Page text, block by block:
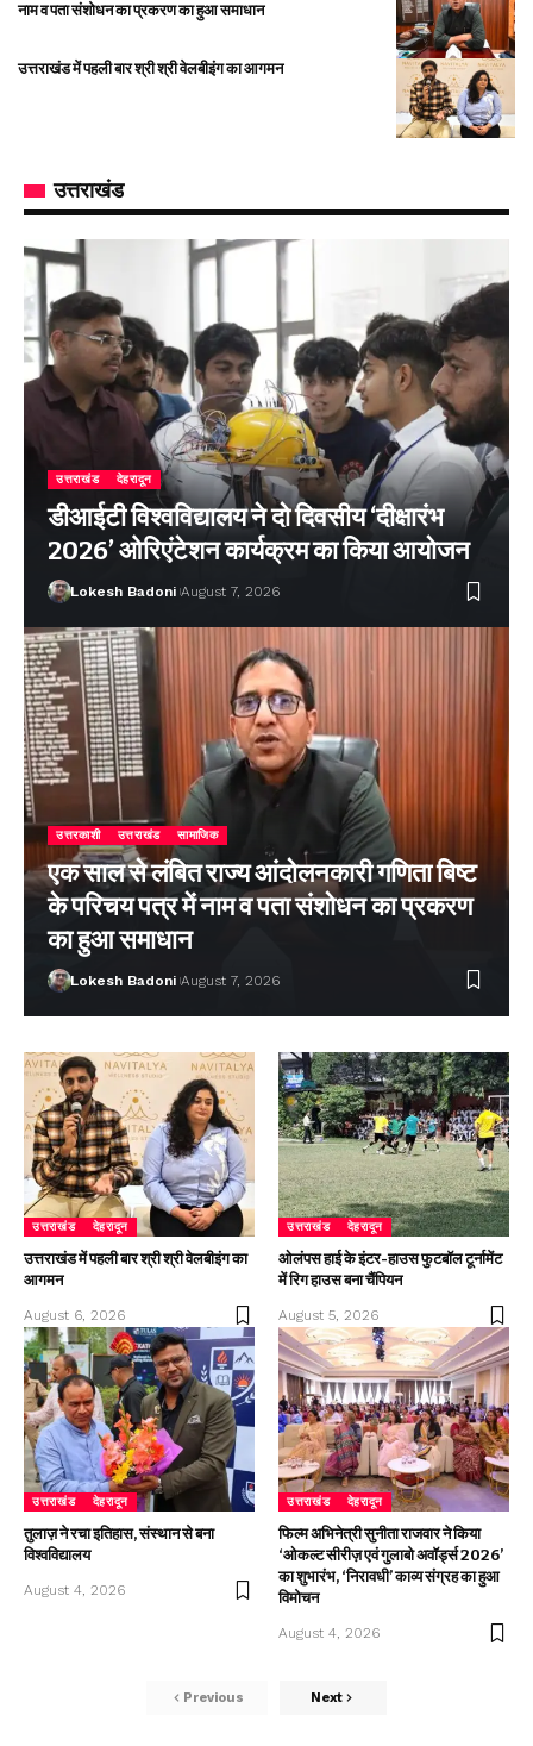
नाम व पता संशोधन का प्रकरण का हुआ समाधान
उत्तराखंड में पहली बार श्री श्री वेलबीइंग का आगमन
उत्तराखंड
उत्तराखंड देहरादून
डीआईटी विश्वविद्यालय ने दो दिवसीय ‘दीक्षारंभ
2026’ ओरिएंटेशन कार्यक्रम का किया आयोजन
Lokesh Badoni August 7, 2026
उत्तरकाशी उत्तराखंड सामाजिक
एक साल से लंबित राज्य आंदोलनकारी गणिता बिष्ट
के परिचय पत्र में नाम व पता संशोधन का प्रकरण
का हुआ समाधान
Lokesh Badoni August 7, 2026
उत्तराखंड देहरादून
उत्तराखंड में पहली बार श्री श्री वेलबीइंग का
आगमन
August 6, 2026
उत्तराखंड देहरादून
ओलंपस हाई के इंटर-हाउस फुटबॉल टूर्नामेंट
में रिग हाउस बना चैंपियन
August 5, 2026
उत्तराखंड देहरादून
तुलाज़ ने रचा इतिहास, संस्थान से बना
विश्वविद्यालय
August 4, 2026
उत्तराखंड देहरादून
फिल्म अभिनेत्री सुनीता राजवार ने किया
‘ओकल्ट सीरीज़ एवं गुलाबो अवॉर्ड्स 2026’
का शुभारंभ, ‘निरावधी’ काव्य संग्रह का हुआ
विमोचन
August 4, 2026
Previous Next